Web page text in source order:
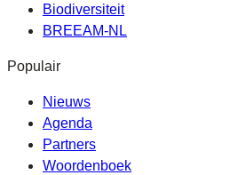
Biodiversiteit
BREEAM-NL
Populair
Nieuws
Agenda
Partners
Woordenboek